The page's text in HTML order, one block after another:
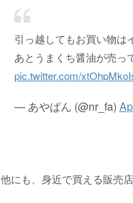
引っ越してもお買い物は
あとうまくち醤油が売っ
pic.twitter.com/
— あやぱん (@nr_fa)
他にも、身近で買える販売店